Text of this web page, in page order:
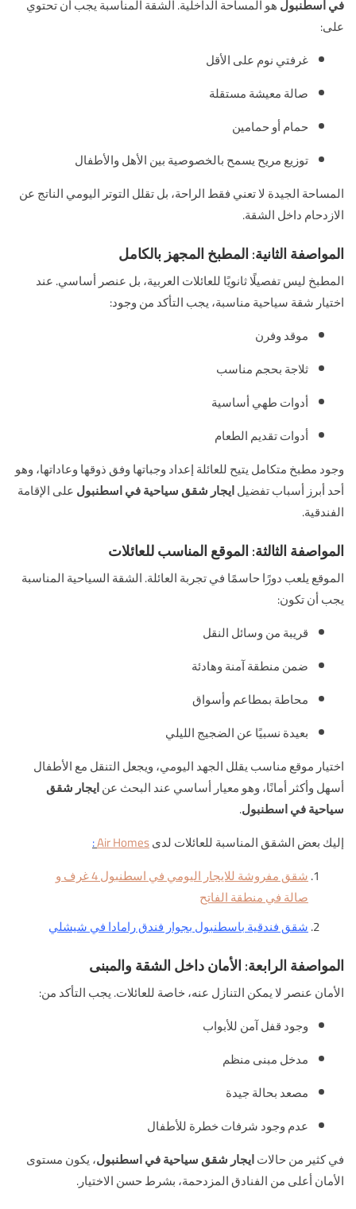
في اسطنبولهو المساحة الداخلية. الشقة المناسبة يجب أن تحتوي
على:
غرفتي نوم على الأقل
صالة معيشة مستقلة
حمام أو حمامين
توزيع مريح يسمح بالخصوصية بين الأهل والأطفال
المساحة الجيدة لا تعني فقط الراحة، بل تقلل التوتر اليومي الناتج عن
الازدحام داخل الشقة.
المواصفة الثانية: المطبخ المجهز بالكامل
المطبخ ليس تفصيلًا ثانويًا للعائلات العربية، بل عنصر أساسي. عند
اختيار شقة سياحية مناسبة، يجب التأكد من وجود:
موقد وفرن
ثلاجة بحجم مناسب
أدوات طهي أساسية
أدوات تقديم الطعام
وجود مطبخ متكامل يتيح للعائلة إعداد وجباتها وفق ذوقها وعاداتها، وهو
أحد أبرز أسباب تفضيلايجار شقق سياحية في اسطنبولعلى الإقامة
الفندقية.
المواصفة الثالثة: الموقع المناسب للعائلات
الموقع يلعب دورًا حاسمًا في تجربة العائلة. الشقة السياحية المناسبة
يجب أن تكون:
قريبة من وسائل النقل
ضمن منطقة آمنة وهادئة
محاطة بمطاعم وأسواق
بعيدة نسبيًا عن الضجيج الليلي
اختيار موقع مناسب يقلل الجهد اليومي، ويجعل التنقل مع الأطفال
أسهل وأكثر أمانًا، وهو معيار أساسي عند البحث عنايجار شقق
سياحية في اسطنبول.
إليك بعض الشقق المناسبة للعائلات لدىAir Homes
:
شقق مفروشة للايجار اليومي في اسطنبول 4 غرف و
صالة في منطقة الفاتح
شقق فندقية باسطنبول بجوار فندق رامادا في شيشلي
المواصفة الرابعة: الأمان داخل الشقة والمبنى
الأمان عنصر لا يمكن التنازل عنه، خاصة للعائلات. يجب التأكد من:
وجود قفل آمن للأبواب
مدخل مبنى منظم
مصعد بحالة جيدة
عدم وجود شرفات خطرة للأطفال
في كثير من حالاتايجار شقق سياحية في اسطنبول، يكون مستوى
الأمان أعلى من الفنادق المزدحمة، بشرط حسن الاختيار.